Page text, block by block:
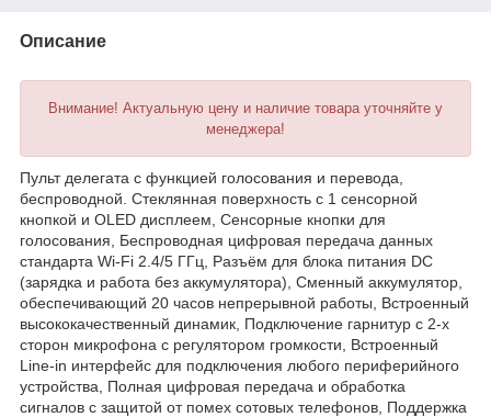
Описание
Внимание! Актуальную цену и наличие товара уточняйте у
менеджера!
Пульт делегата с функцией голосования и перевода,
беспроводной. Стеклянная поверхность с 1 сенсорной
кнопкой и OLED дисплеем, Сенсорные кнопки для
голосования, Беспроводная цифровая передача данных
стандарта Wi-Fi 2.4/5 ГГц, Разъём для блока питания DC
(зарядка и работа без аккумулятора), Сменный аккумулятор,
обеспечивающий 20 часов непрерывной работы, Встроенный
высококачественный динамик, Подключение гарнитур с 2-х
сторон микрофона c регулятором громкости, Встроенный
Line-in интерфейс для подключения любого периферийного
устройства, Полная цифровая передача и обработка
сигналов с защитой от помех сотовых телефонов, Поддержка